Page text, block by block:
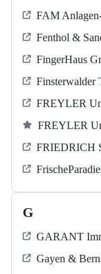
FAM
Fenthol &
FingerHaus
Finsterwalder
FREYLER
FREYLER
FRIEDRICH
G
GARANT
Gayen &